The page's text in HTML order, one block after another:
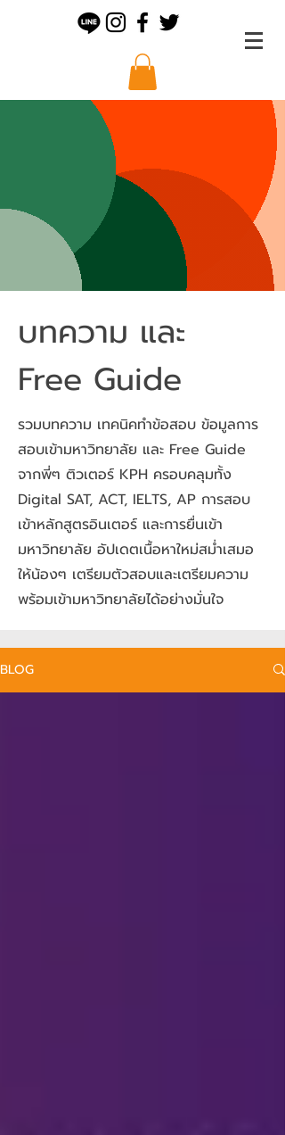
บทความ และ
Free Guide
รวมบทความ เทคนิคทำข้อสอบ ข้อมูลการ
สอบเข้ามหาวิทยาลัย และ Free Guide
จากพี่ๆ ติวเตอร์ KPH ครอบคลุมทั้ง
Digital SAT, ACT, IELTS, AP การสอบ
เข้าหลักสูตรอินเตอร์ และการยื่นเข้า
มหาวิทยาลัย อัปเดตเนื้อหาใหม่สม่ำเสมอ
ให้น้องๆ เตรียมตัวสอบและเตรียมความ
พร้อมเข้ามหาวิทยาลัยได้อย่างมั่นใจ
BLOG